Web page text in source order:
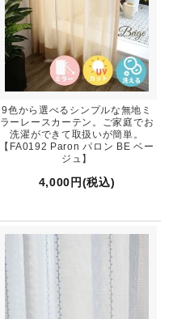
9色から選べるシンプルな無地ミ
ラーレースカーテン。ご家庭でお
洗濯ができて取扱いが簡単。
【FA0192 Paron パロン BE ベー
ジュ】
4,000円(税込)